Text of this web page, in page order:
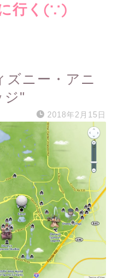
行く(∵)
ズニー・アニ
ジ"
2018年2月15日